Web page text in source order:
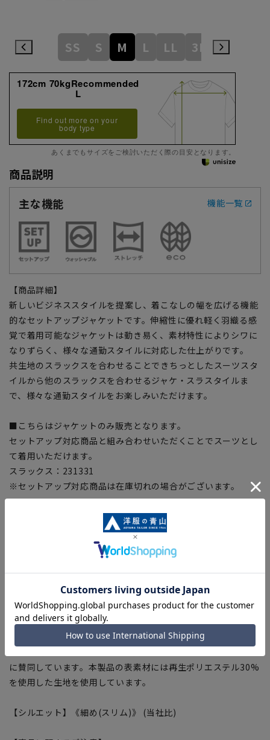
SS S M L LL 3L
172cm 70kgRecommended
L
Find out more on your
body type
あくまでもサイズをご検討いただく際の目安となります。
商品説明
主な機能
機能一覧
【商品詳細】
新しいビジネススタイルを提案し、着こなしの幅を広げる機能
的なセットアップジャケットです。伸縮性に優れ軽く羽織る感
覚で着用可能なジャケットは動き易く、素材特性によりシワに
なりずらく、様々な通勤スタイルに対応した仕上がりです。
共生地のスラックスを合わせることできちっとしたスーツスタ
イルから他のスラックスを合わせるジャケ・スラスタイルま
で、様々な通勤スタイルをお楽しみいただけます。
■こちらはジャケットのみ販売となります。
セットアップ対応商品と組み合わせいただくことでスーツとし
て着用いただけます。
スラックス：231331
※セットアップ対応商品は在庫切れの場合がございます。
家庭洗濯可能、ネットに入れて洗濯機で洗えます。
さらに簡単にハンガーにかけてのシャワークリーンも可能。
■ストレッチ
優れた伸縮性で動きやすく快適な着用感に。
■シワ抑制
ポリエステルの素材特性でシワになりにくい。
■Plastics Smart
に賛同しています。本製品の表素材には再生ポリエステル30%
を使用した生地を使用しています。
【シルエット】《細め(スリム)》 (当社比)